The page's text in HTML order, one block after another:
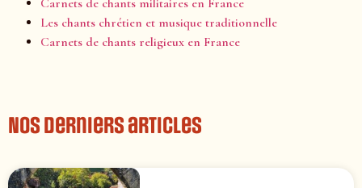
Les chants chrétien et musique traditionnelle
Carnets de chants religieux en France
Nos derniers articles